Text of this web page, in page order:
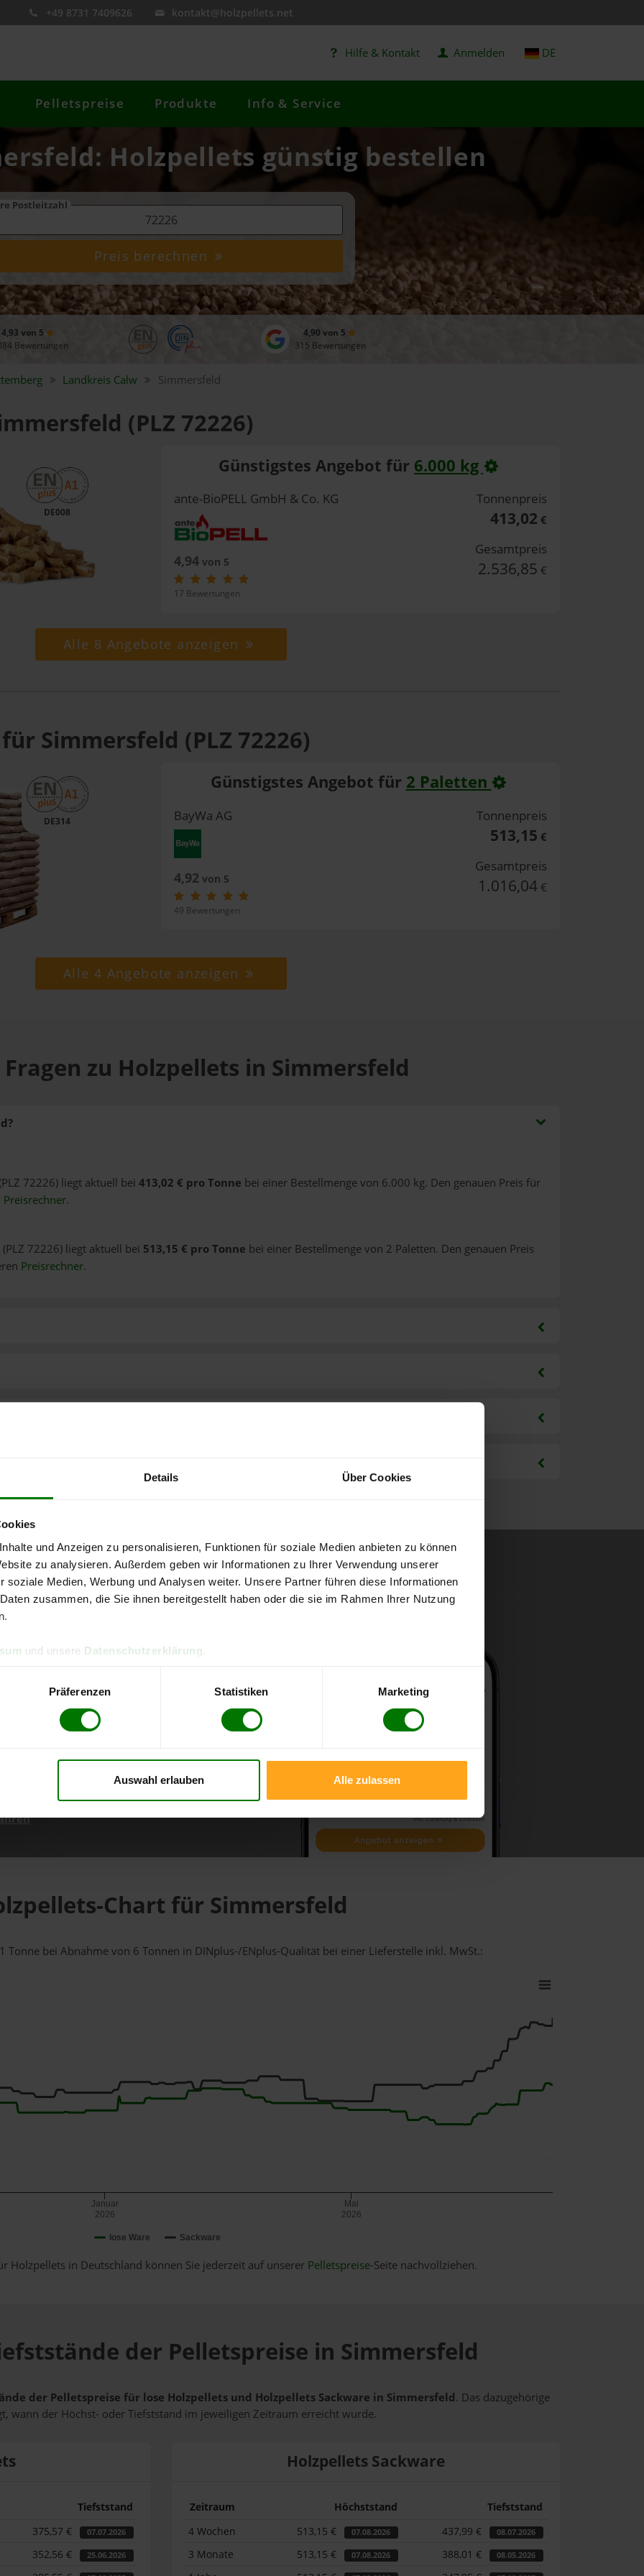
Details Über Cookies
und Anzeigen zu personalisieren, Funktionen für soziale Medien anbieten zu können
zu analysieren. Außerdem geben wir Informationen zu Ihrer Verwendung unserer
soziale Medien, Werbung und Analysen weiter. Unsere Partner führen diese Informationen
zusammen, die Sie ihnen bereitgestellt haben oder die sie im Rahmen Ihrer Nutzung
und unsere Datenschutzerklärung
Präferenzen Statistiken Marketing
Auswahl erlauben Alle zulassen
+49 8731 7409626 kontakt@holzpellets.net
Hilfe & Kontakt Anmelden DE
Pelletspreise Produkte Info & Service
Holzpellets günstig bestellen
Postleitzahl
Preis berechnen
4,93 von 5
Bewertungen
4,90 von 5
315 Bewertungen
Landkreis Calw Simmersfeld
(PLZ 72226)
DE008
Günstigstes Angebot für 6.000 kg
ante-BioPELL GmbH & Co. KG
4,94von 5
17 Bewertungen
Tonnenpreis
413,02 €
Gesamtpreis
2.536,85 €
Alle 8 Angebote anzeigen
Simmersfeld (PLZ 72226)
DE314
Günstigstes Angebot für 2 Paletten
BayWa AG
4,92von 5
49 Bewertungen
Tonnenpreis
513,15 €
Gesamtpreis
1.016,04 €
Alle 4 Angebote anzeigen
zu Holzpellets in Simmersfeld
72226) liegt aktuell bei 413,02 € pro Tonne bei einer Bestellmenge von 6.000 kg. Den genauen Preis für
Preisrechner.
72226) liegt aktuell bei 513,15 € pro Tonne bei einer Bestellmenge von 2 Paletten. Den genauen Preis
Preisrechner.
kostenlose
direkt online bestellen
aktuellen Stand
Chart für Simmersfeld
Tonne bei Abnahmevon 6 Tonnen in DINplus-/ENplus-Qualität bei einer Lieferstelle inkl. MwSt.:
lose Ware Sackware
Januar
2026
Mai
2026
Holzpellets in Deutschland können Sie jederzeit auf unserer Pelletspreise-Seite nachvollziehen.
der Pelletspreise in Simmersfeld
der Pelletspreise für lose Holzpellets und Holzpellets Sackware in Simmersfeld. Das dazugehörige
wann der Höchst- oder Tiefststand im jeweiligen Zeitraum erreicht wurde.
Tiefststand
375,57 € 07.07.2026
352,56 € 25.06.2026
Holzpellets Sackware
Zeitraum Höchststand
Tiefststand
4 Wochen
513,15 € 07.08.2026 437,99 € 08.07.2026
3 Monate 513,15 € 07.08.2026 388,01 € 08.05.2026